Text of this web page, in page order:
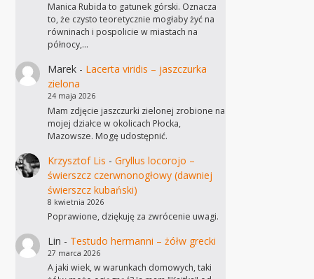
Manica Rubida to gatunek górski. Oznacza
to, że czysto teoretycznie mogłaby żyć na
równinach i pospolicie w miastach na
północy,…
Marek- Lacerta viridis – jaszczurka
zielona
24 maja 2026
Mam zdjęcie jaszczurki zielonej zrobione na
mojej działce w okolicach Płocka,
Mazowsze. Mogę udostępnić.
Krzysztof Lis - Gryllus locorojo –
świerszcz czerwnonogłowy (dawniej
świerszcz kubański)
8 kwietnia 2026
Poprawione, dziękuję za zwrócenie uwagi.
Lin - Testudo hermanni – żółw grecki
27 marca 2026
A jaki wiek, w warunkach domowych, taki